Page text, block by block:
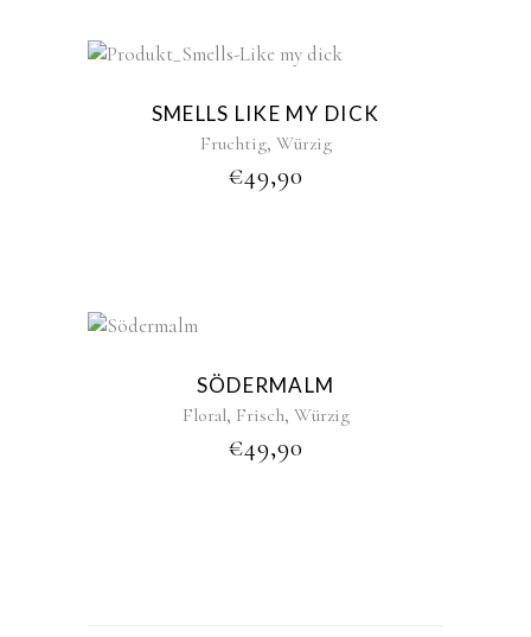
SMELLS LIKE MY DICK
Fruchtig, Würzig
€49,90
SÖDERMALM
Floral, Frisch, Würzig
€49,90